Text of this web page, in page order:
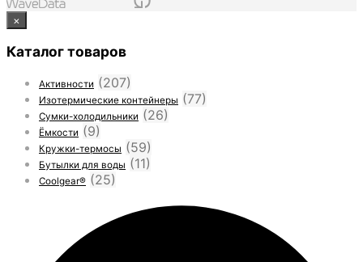
×
Каталог товаров
Активности (207)
Изотермические контейнеры (77)
Сумки-холодильники (26)
Ёмкости (9)
Кружки-термосы (59)
Бутылки для воды (11)
Coolgear® (25)